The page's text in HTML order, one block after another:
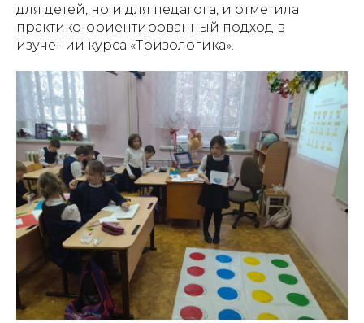
для детей, но и для педагога, и отметила
практико-ориентированный подход в
изучении курса «Тризологика».